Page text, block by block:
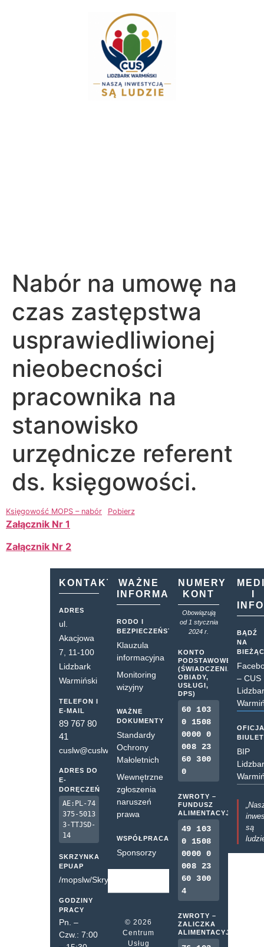
Nabór na umowę na
czas zastępstwa
usprawiedliwionej
nieobecności
pracownika na
stanowisko
urzędnicze referent
ds. księgowości.
Księgowość MOPS – nabór Pobierz
Załącznik Nr 1
Załącznik Nr 2
KONTAKT
ADRES
ul.
Akacjowa
7, 11-100
Lidzbark
Warmiński
TELEFON I
E-MAIL
89 767 80
41
cuslw@cuslw.pl
ADRES DO
E-
DORĘCZEŃ
AE:PL-74
375-5013
3-TTJSD-
14
SKRZYNKA
EPUAP
/mopslw/SkrytkaESP
GODZINY
PRACY
Pn. –
Czw.: 7:00
WAŻNE
INFORMACJE
RODO I
BEZPIECZEŃSTWO
Klauzula
informacyjna
Monitoring
wizyjny
WAŻNE
DOKUMENTY
Standardy
Ochrony
Małoletnich
Wewnętrzne
zgłoszenia
naruszeń
prawa
WSPÓŁPRACA
Sponsorzy
© 2026
Centrum
Usług
NUMERY
KONT
Obowiązują
od 1 stycznia
2024 r.
KONTO
PODSTAWOWE
(ŚWIADCZENIA,
OBIADY,
USŁUGI,
DPS)
60 103
0 1508
0000 0
008 23
60 300
0
ZWROTY –
FUNDUSZ
ALIMENTACYJNY
49 103
0 1508
0000 0
008 23
60 300
4
ZWROTY –
ZALICZKA
ALIMENTACYJNA
BĄDŹ
NA
– CUS
BIP
są